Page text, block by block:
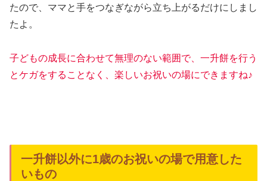
たので、ママと手をつなぎながら立ち上がるだけにしまし
たよ。
子どもの成長に合わせて無理のない範囲で、一升餅を行う
とケガをすることなく、楽しいお祝いの場にできますね♪
一升餅以外に1歳のお祝いの場で用意した
いもの